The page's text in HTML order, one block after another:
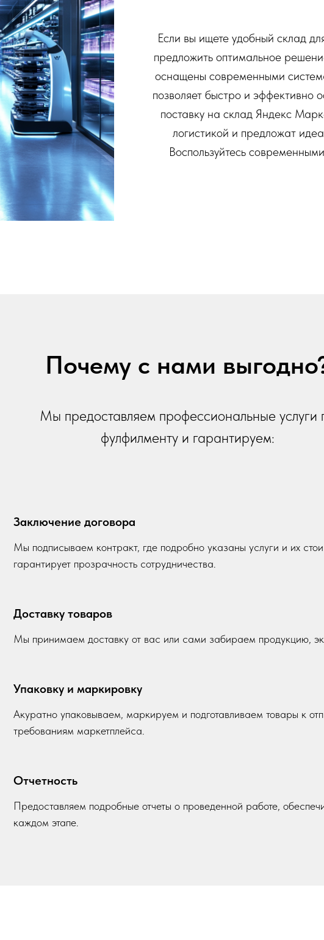
Если вы ищете удобный склад
предложить оптимальное
оснащены современными
позволяет быстро и эффективно
поставку на склад Яндекс
логистикой и предложат
Воспользуйтесь
Почему с нами
Мы предоставляем профессиональные услуги
фулфилменту и гарантируем:
Заключение договора
Мы подписываем контракт, где подробно указаны услуги и их
гарантирует прозрачность сотрудничества.
Доставку товаров
Мы принимаем доставку от вас или сами забираем продукцию,
Упаковку и маркировку
Акуратно упаковываем, маркируем и подготавливаем товары к
требованиям маркетплейса.
Отчетность
Предоставляем подробные отчеты о проведенной работе,
каждом этапе.